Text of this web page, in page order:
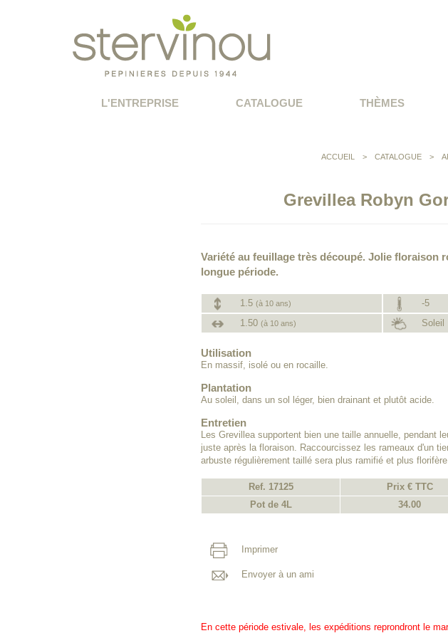
L'ENTREPRISE CATALOGUE THÈMES
ACCUEIL > CATALOGUE >
Grevillea Robyn
Variété au feuillage très découpé. Jolie floraison
longue période.
1.5 (à 10 ans)
-5
1.50 (à 10 ans) Soleil
Utilisation
En massif, isolé ou en rocaille.
Plantation
Au soleil, dans un sol léger, bien drainant et plutôt acide.
Entretien
Les Grevillea supportent bien une taille annuelle, pendant
juste après la floraison. Raccourcissez les rameaux d'un
arbuste régulièrement taillé sera plus ramifié et plus
Ref. 17125 Prix € TTC
Pot de 4L
34.00
Imprimer
Envoyer à un ami
En cette période estivale, les expéditions reprondront le